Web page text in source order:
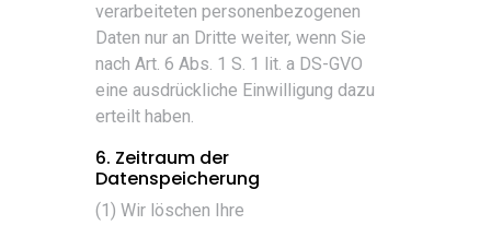
verarbeiteten personenbezogenen
Daten nur an Dritte weiter, wenn Sie
nach Art. 6 Abs. 1 S. 1 lit. a DS-GVO
eine ausdrückliche Einwilligung dazu
erteilt haben.
6. Zeitraum der
Datenspeicherung
(1) Wir löschen Ihre